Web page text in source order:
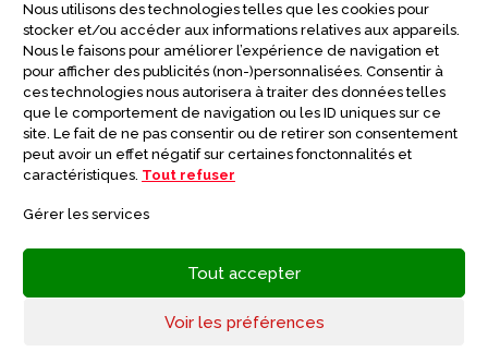
Nous utilisons des technologies telles que les cookies pour
stocker et/ou accéder aux informations relatives aux appareils.
Nous le faisons pour améliorer l’expérience de navigation et
pour afficher des publicités (non-)personnalisées. Consentir à
ces technologies nous autorisera à traiter des données telles
que le comportement de navigation ou les ID uniques sur ce
site. Le fait de ne pas consentir ou de retirer son consentement
peut avoir un effet négatif sur certaines fonctonnalités et
caractéristiques. Tout refuser
Gérer les services
Tout accepter
Voir les préférences
Senior : prévenir la grippe et préserver
sa santé
SANTÉ
Symptômes de la maladie de
Creutzfeldt-Jakob